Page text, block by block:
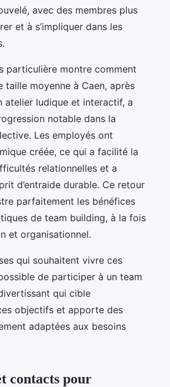
avec des membres plus
et à s’impliquer dans les
particulière montre comment
taille moyenne à Caen, après
atelier ludique et interactif, a
notable dans la
Les employés ont
créée, ce qui a facilité la
relationnelles et a
d’entraide durable. Ce retour
parfaitement les bénéfices
de team building, à la fois
et organisationnel.
qui souhaitent vivre ces
de participer à un team
qui cible
objectifs et apporte des
adaptées aux besoins
contacts pour